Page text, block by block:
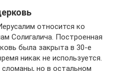
относится ко
Солигалича. Построенная
была закрыта в 30-е
никак не используется.
но в остальном